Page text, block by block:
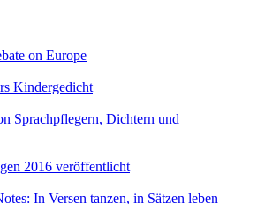
on Europe
Kindergedicht
Sprachpflegern, Dichtern und
2016 veröffentlicht
In Versen tanzen, in Sätzen leben